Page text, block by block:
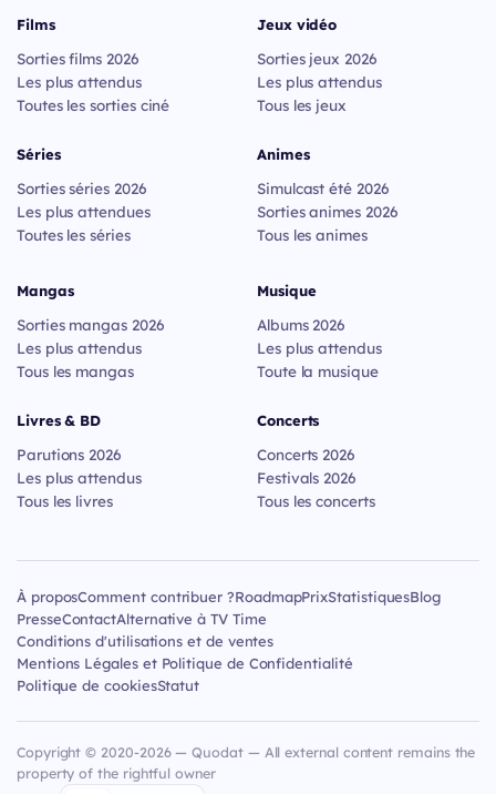
Films
Sorties films 2026
Les plus attendus
Toutes les sorties ciné
Séries
Sorties séries 2026
Les plus attendues
Toutes les séries
Jeux vidéo
Sorties jeux 2026
Les plus attendus
Tous les jeux
Animes
Simulcast été 2026
Sorties animes 2026
Tous les animes
Mangas
Sorties mangas 2026
Les plus attendus
Tous les mangas
Livres & BD
Parutions 2026
Les plus attendus
Tous les livres
Musique
Albums 2026
Les plus attendus
Toute la musique
Concerts
Concerts 2026
Festivals 2026
Tous les concerts
À proposComment contribuer ?RoadmapPrixStatistiquesBlog
PresseContactAlternative à TV Time
Conditions d'utilisations et de ventes
Mentions Légales et Politique de Confidentialité
Politique de cookiesStatut
Copyright © 2020-2026 — Quodat — All external content remains the
property of the rightful owner